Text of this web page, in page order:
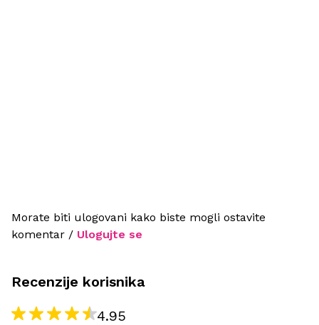
Morate biti ulogovani kako biste mogli ostavite
komentar / Ulogujte se
Recenzije korisnika
4.95